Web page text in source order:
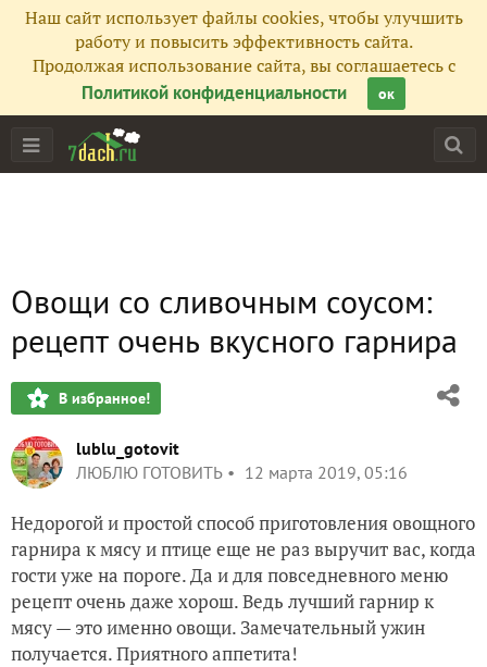
Наш сайт использует файлы cookies, чтобы улучшить
работу и повысить эффективность сайта.
Продолжая использование сайта, вы соглашаетесь с
Политикой конфиденциальности
ок
Овощи со сливочным соусом:
рецепт очень вкусного гарнира
В избранное!
lublu_gotovit
ЛЮБЛЮ ГОТОВИТЬ
12 марта 2019, 05:16
Недорогой и простой способ приготовления овощного
гарнира к мясу и птице еще не раз выручит вас, когда
гости уже на пороге. Да и для повседневного меню
рецепт очень даже хорош. Ведь лучший гарнир к
мясу — это именно овощи. Замечательный ужин
получается. Приятного аппетита!